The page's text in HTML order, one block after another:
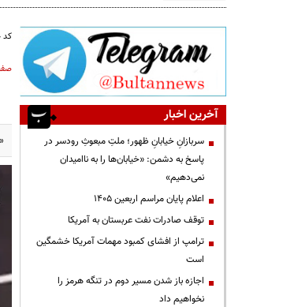
کد
آخرین اخبار
سربازانِ خیابانِ ظهور؛ ملتِ مبعوثِ رودسر در
پاسخ به دشمن: «خیابان‌ها را به ناامیدان
نمی‌دهیم»
اعلام پایان مراسم اربعین ۱۴۰۵
توقف صادرات نفت عربستان به آمریکا
ترامپ از افشای کمبود مهمات آمریکا خشمگین
است
اجازه باز شدن مسیر دوم در تنگه هرمز را
نخواهیم داد